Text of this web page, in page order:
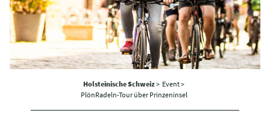
Holsteinische Schweiz> Event >
PlönRadeln-Tour über Prinzeninsel